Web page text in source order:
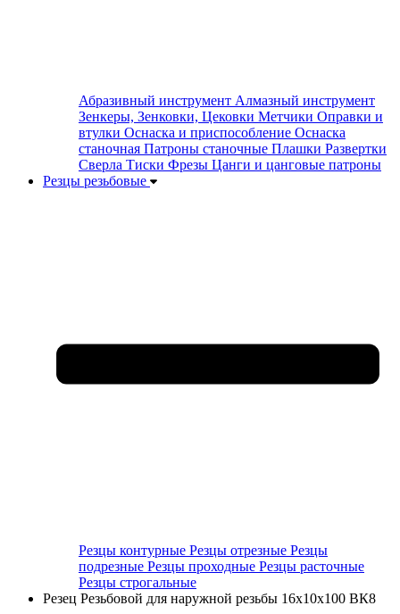
Абразивный инструмент Алмазный инструмент
Зенкеры, Зенковки, Цековки Метчики Оправки и
втулки Оснаска и приспособление Оснаска
станочная Патроны станочные Плашки Развертки
Сверла Тиски Фрезы Цанги и цанговые патроны
Резцы резьбовые
Резцы контурные Резцы отрезные Резцы
подрезные Резцы проходные Резцы расточные
Резцы строгальные
Резец Резьбовой для наружной резьбы 16х10х100 ВК8